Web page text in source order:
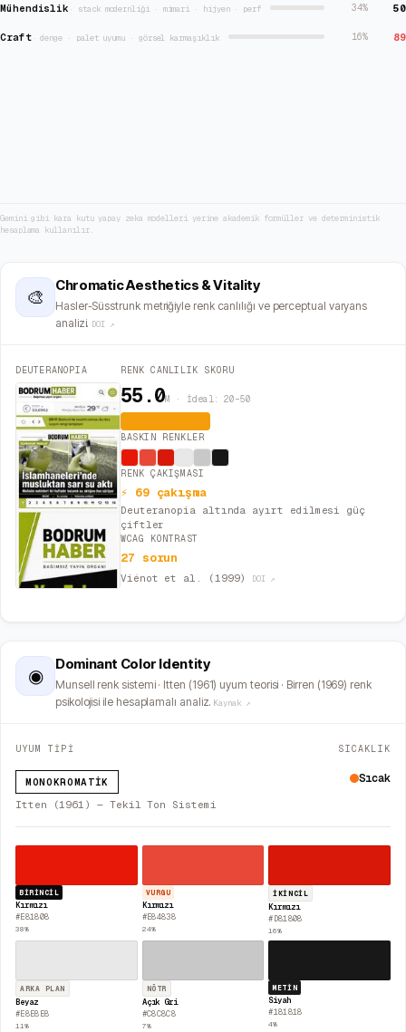
Mühendislik · stack modernliği · mimari · hijyen · perf 34% 50
Craft·denge · palet uyumu · görsel karmaşıklık 16% 89
Gemini gibi kara kutu yapay zeka modelleri yerine akademik formüller ve deterministik
hesaplama kullanılır.
🎨
Chromatic Aesthetics & Vitality
Hasler-Süsstrunk metriğiyle renk canlılığı ve perceptual varyans
analizi. DOI ↗
DEUTERANOPIA RENK CANLILIK SKORU
55.0M · İdeal: 20–50
BASKIN RENKLER
RENK ÇAKIŞMASI
⚡ 69 çakışma
Deuteranopia altında ayırt edilmesi güç
çiftler
WCAG KONTRAST
27 sorun
Viénot et al. (1999) DOI ↗
◉
Dominant Color Identity
Munsell renk sistemi · Itten (1961) uyum teorisi · Birren (1969) renk
psikolojisi ile hesaplamalı analiz. Kaynak ↗
UYUM TİPİ
MONOKROMATIK
Itten (1961) — Tekil Ton Sistemi
SICAKLIK
Sıcak
BIRINCIL
Kırmızı
#E81808
38%
VURGU
Kırmızı
#E84838
24%
İKINCIL
Kırmızı
#D81808
16%
ARKA PLAN
Beyaz
#E8E8E8
11%
NÖTR
Açık Gri
#C8C8C8
7%
METIN
Siyah
#181818
4%